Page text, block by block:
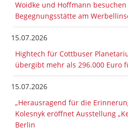
Woidke und Hoffmann
Begegnungsstätte am
15.07.2026
Hightech für Cottbuser
übergibt mehr als 296.000 Euro
15.07.2026
„Herausragend für die
Kolesnyk eröffnet Ausstellung
Berlin